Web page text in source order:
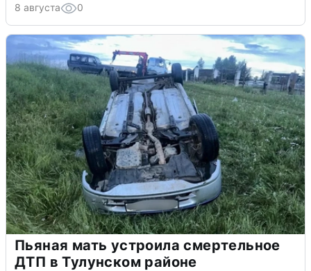
8 августа 0
Пьяная мать устроила смертельное
ДТП в Тулунском районе